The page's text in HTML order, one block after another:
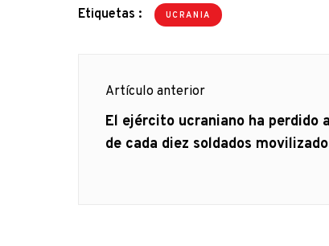
Etiquetas : UCRANIA
Navegación
de
Artículo anterior
Artículo
anterior
El ejército ucraniano ha perdido
de cada diez soldados